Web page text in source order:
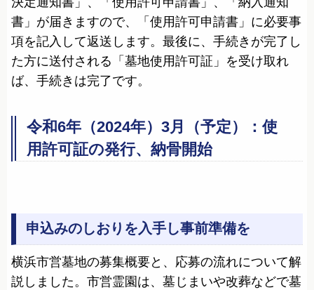
書」が届きますので、「使用許可申請書」に必要事
項を記入して返送します。最後に、手続きが完了し
た方に送付される「墓地使用許可証」を受け取れ
ば、手続きは完了です。
令和6年（2024年）3月（予定）：使
用許可証の発行、納骨開始
申込みのしおりを入手し事前準備を
横浜市営墓地の募集概要と、応募の流れについて解
説しました。市営霊園は、墓じまいや改葬などで墓